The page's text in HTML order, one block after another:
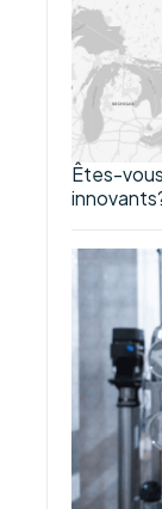
Êtes-